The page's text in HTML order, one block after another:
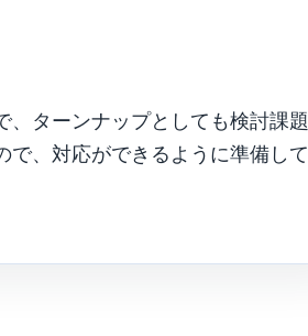
、ターンナップとしても検討課題
で、対応ができるように準備して